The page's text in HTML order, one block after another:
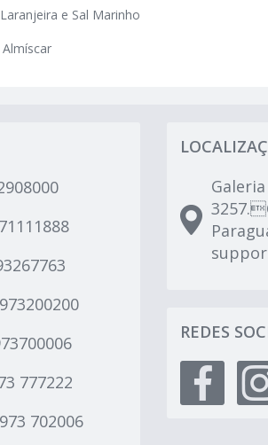
e Sal Marinho
777222
702006
REDES